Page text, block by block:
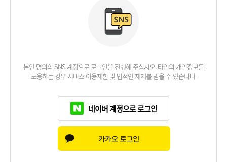
본인 명의의 SNS 계정으로 로그인을 진행해 주십시오. 타인의 개인정보를
도용하는 경우 서비스 이용제한 및 법적인 제재를 받을 수 있습니다.
네이버 계정으로 로그인